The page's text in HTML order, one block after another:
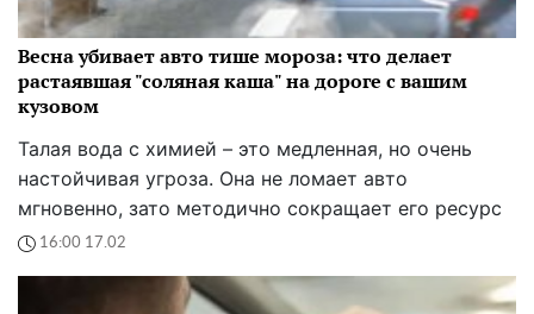
Весна убивает авто тише мороза: что делает
растаявшая "соляная каша" на дороге с вашим
кузовом
Талая вода с химией – это медленная, но очень
настойчивая угроза. Она не ломает авто
мгновенно, зато методично сокращает его ресурс
16:00 17.02